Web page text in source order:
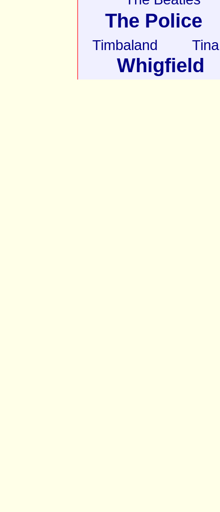
The Police
Timbaland
Whigfield